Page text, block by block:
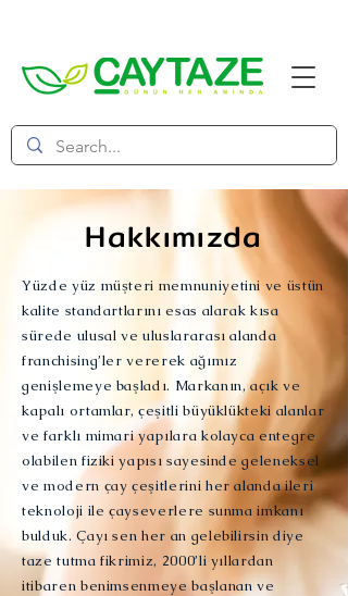
Hakkımızda
Yüzde yüz müşteri memnuniyetini ve üstün
kalite standartlarını esas alarak kısa
sürede ulusal ve uluslararası alanda
franchising’ler vererek ağımız
genişlemeye başladı. Markanın, açık ve
kapalı ortamlar, çeşitli büyüklükteki alanlar
ve farklı mimari yapılara kolayca entegre
olabilen fiziki yapısı sayesinde geleneksel
ve modern çay çeşitlerini her alanda ileri
teknoloji ile çayseverlere sunma imkanı
bulduk. Çayı sen her an gelebilirsin diye
taze tutma fikrimiz, 2000’li yıllardan
itibaren benimsenmeye başlanan ve